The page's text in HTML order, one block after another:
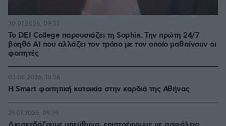
Το DEI College παρουσιάζει τη Sophia. Την πρώτη 24/7
βοηθό AI που αλλάζει τον τρόπο με τον οποίο μαθαίνουν οι
φοιτητές
30.07.2026, 09:33
Η Smart φοιτητική κατοικία στην καρδιά της Αθήνας
03.08.2026, 10:56
29.07.2026, 09:39